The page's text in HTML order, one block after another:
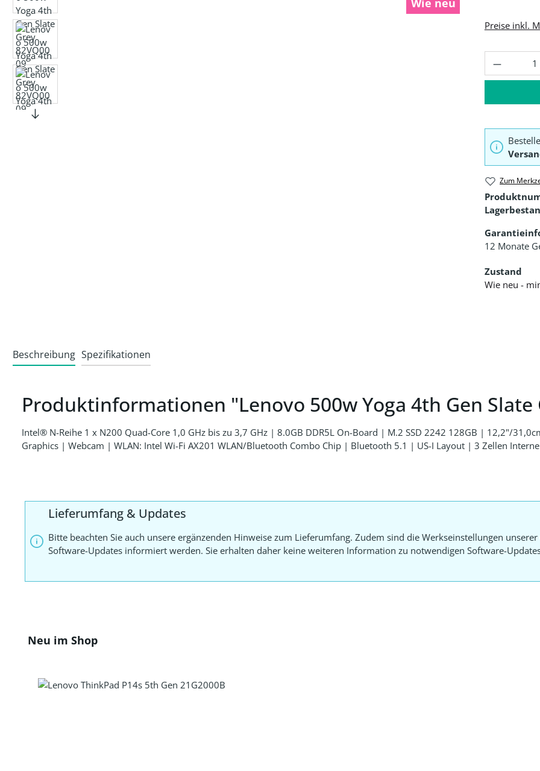
Wie neu
Preise inkl.
Zum
12 Monate
Zustand
Wie neu -
Beschreibung Spezifikationen
Produktinformationen "Lenovo 500w Yoga 4th Gen Slate
Intel® N-Reihe 1 x N200 Quad-Core 1,0 GHz bis zu 3,7 GHz | 8.0GB DDR5L On-Board | M.2 SSD 2242 128GB | 12,2"/
Graphics | Webcam | WLAN: Intel Wi-Fi AX201 WLAN/Bluetooth Combo Chip | Bluetooth 5.1 | US-I Layout | 3 Zellen
Lieferumfang & Updates
Bitte beachten Sie auch unsere ergänzenden Hinweise zum Lieferumfang. Zudem sind die Werkseinstellungen
Software-Updates informiert werden. Sie erhalten daher keine weiteren Information zu notwendigen Software-
Produktgalerie überspringen
Neu im Shop